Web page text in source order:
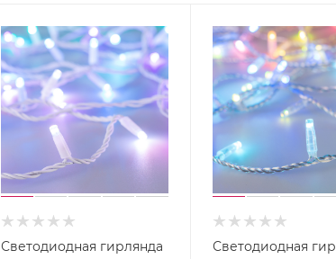
Светодиодная гирлянда
Светодиодная